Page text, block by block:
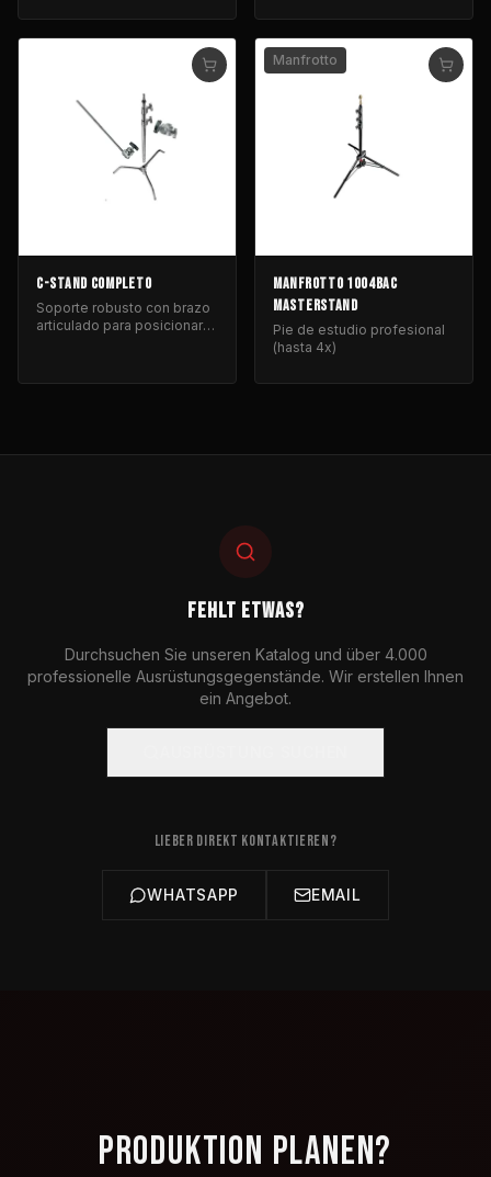
fotografía.
C-STAND COMPLETO
Soporte robusto con brazo
articulado para posicionar
Manfrotto
MANFROTTO 1004BAC
MASTERSTAND
Pie de estudio profesional
(hasta 4x)
FEHLT ETWAS?
Durchsuchen Sie unseren Katalog und über 4.000
professionelle Ausrüstungsgegenstände. Wir erstellen Ihnen
ein Angebot.
LIEBER DIREKT KONTAKTIEREN?
WHATSAPP EMAIL
PRODUKTION PLANEN?